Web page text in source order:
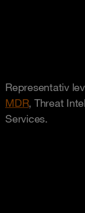
Representativ
MDR, Threat
Services.